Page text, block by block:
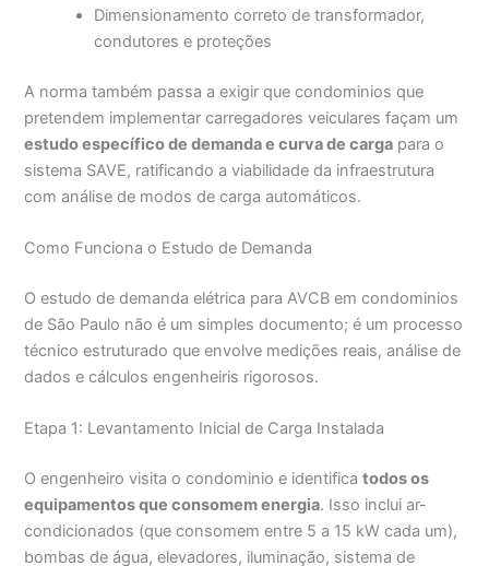
Dimensionamento correto de transformador,
condutores e proteções
A norma também passa a exigir que condominios que
pretendem implementar carregadores veiculares façam um
estudo específico de demanda e curva de carga para o
sistema SAVE, ratificando a viabilidade da infraestrutura
com análise de modos de carga automáticos.
Como Funciona o Estudo de Demanda
O estudo de demanda elétrica para AVCB em condominios
de São Paulo não é um simples documento; é um processo
técnico estruturado que envolve medições reais, análise de
dados e cálculos engenheiris rigorosos.
Etapa 1: Levantamento Inicial de Carga Instalada
O engenheiro visita o condominio e identificatodos os
equipamentos que consomem energia. Isso inclui ar-
condicionados (que consomem entre 5 a 15 kW cada um),
bombas de água, elevadores, iluminação, sistema de